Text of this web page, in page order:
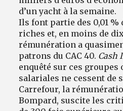
d’un yacht à la semaine.
Ils font partie des 0,01 %
riches et, en moins de
rémunération a
patrons du CAC 40. Cash
enquêté sur ces groupes
salariales ne cessent de
Carrefour, la
Bompard, suscite les